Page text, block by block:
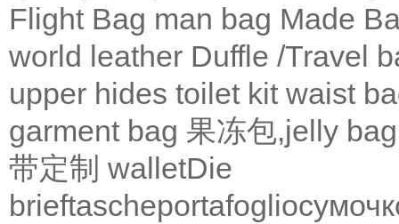
Flight Bag man bag Made
world leather Duffle /Travel
upper hides toilet kit waist
garment bag 果冻包,jelly bag
带定制 walletDie
brieftascheportafoglioсумочк